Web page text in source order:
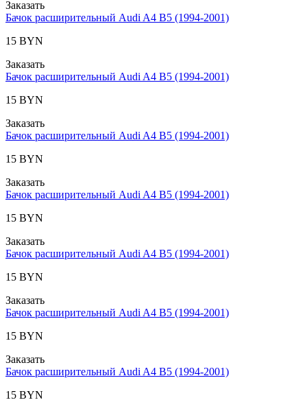
Заказать
Бачок расширительный Audi A4 B5 (1994-2001)
15 BYN
Заказать
Бачок расширительный Audi A4 B5 (1994-2001)
15 BYN
Заказать
Бачок расширительный Audi A4 B5 (1994-2001)
15 BYN
Заказать
Бачок расширительный Audi A4 B5 (1994-2001)
15 BYN
Заказать
Бачок расширительный Audi A4 B5 (1994-2001)
15 BYN
Заказать
Бачок расширительный Audi A4 B5 (1994-2001)
15 BYN
Заказать
Бачок расширительный Audi A4 B5 (1994-2001)
15 BYN